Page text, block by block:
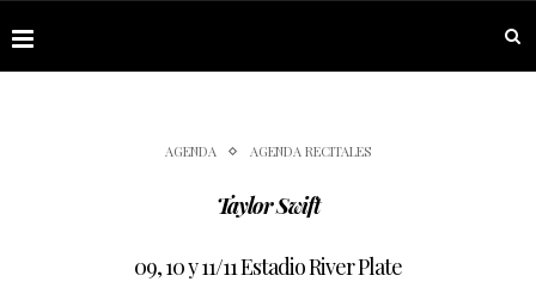
AGENDA AGENDA RECITALES
Taylor Swift
09, 10 y 11/11 Estadio River Plate